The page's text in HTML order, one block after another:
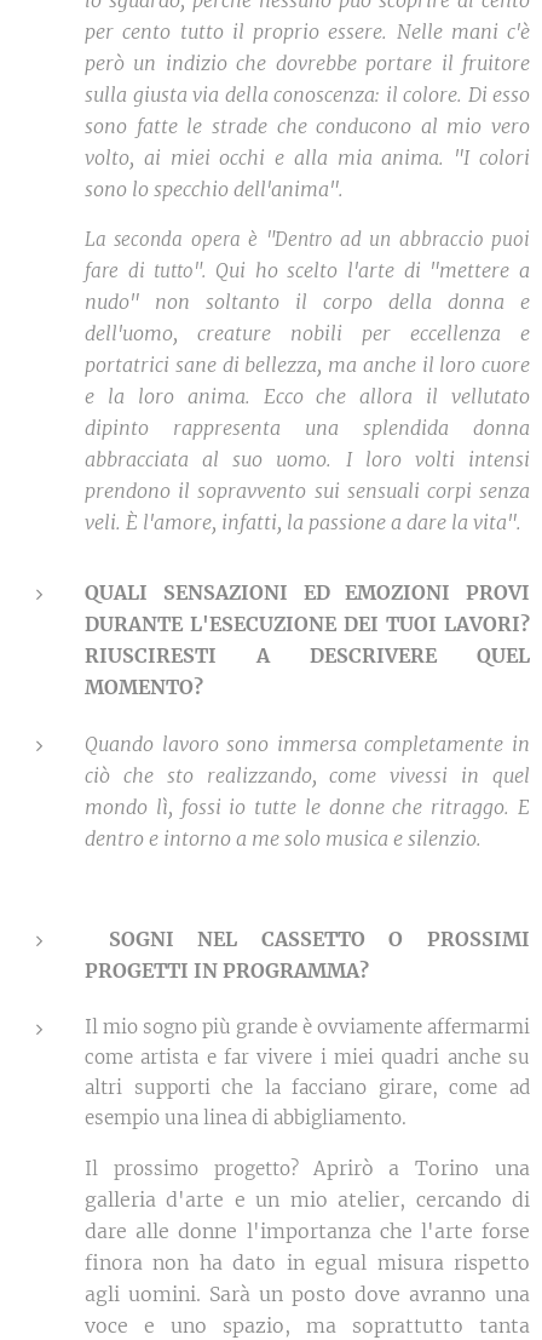
per cento tutto il proprio essere. Nelle mani c'è
però un indizio che dovrebbe portare il fruitore
sulla giusta via della conoscenza: il colore. Di esso
sono fatte le strade che conducono al mio vero
volto, ai miei occhi e alla mia anima. "I colori
sono lo specchio dell'anima".
La seconda opera è "Dentro ad un abbraccio puoi
fare di tutto". Qui ho scelto l'arte di "mettere a
nudo" non soltanto il corpo della donna e
dell'uomo, creature nobili per eccellenza e
portatrici sane di bellezza, ma anche il loro cuore
e la loro anima. Ecco che allora il vellutato
dipinto rappresenta una splendida donna
abbracciata al suo uomo. I loro volti intensi
prendono il sopravvento sui sensuali corpi senza
veli. È l'amore, infatti, la passione a dare la vita".
QUALI SENSAZIONI ED EMOZIONI PROVI
DURANTE L'ESECUZIONE DEI TUOI LAVORI?
RIUSCIRESTI A DESCRIVERE QUEL
MOMENTO?
Quando lavoro sono immersa completamente in
ciò che sto realizzando, come vivessi in quel
mondo lì, fossi io tutte le donne che ritraggo. E
dentro e intorno a me solo musica e silenzio.
SOGNI NEL CASSETTO O PROSSIMI
PROGETTI IN PROGRAMMA?
Il mio sogno più grande è ovviamente affermarmi
come artista e far vivere i miei quadri anche su
altri supporti che la facciano girare, come ad
esempio una linea di abbigliamento.
Il prossimo progetto? Aprirò a Torino una
galleria d'arte e un mio atelier, cercando di
dare alle donne l'importanza che l'arte forse
finora non ha dato in egual misura rispetto
agli uomini. Sarà un posto dove avranno una
voce e uno spazio, ma soprattutto tanta